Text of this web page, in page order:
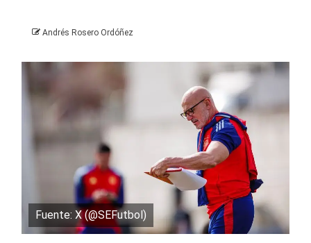
Andrés Rosero Ordóñez
Fuente: X (@SEFutbol)